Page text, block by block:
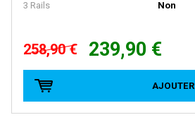
LEMKE
LENZ
3 Rails
Non
258,90 € 239,90 €
AJOUTER